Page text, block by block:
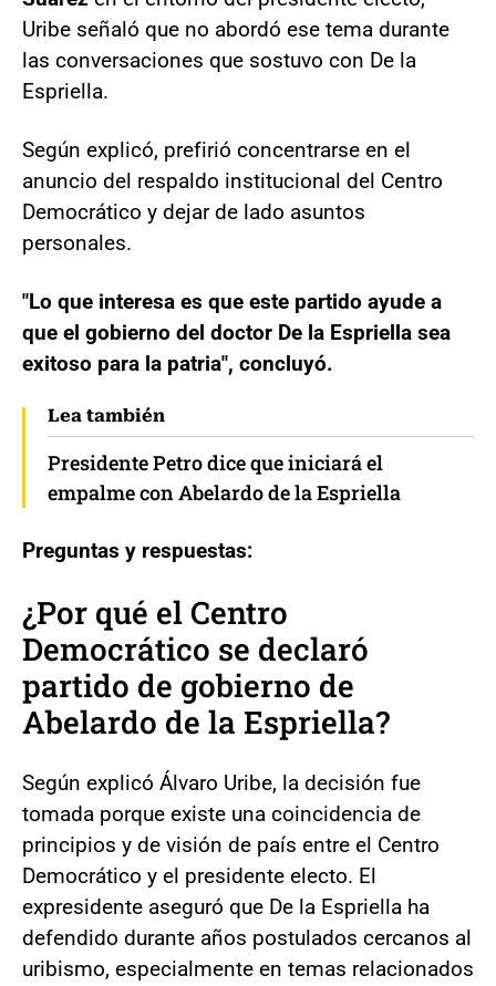
Uribe señaló que no abordó ese tema durante
las conversaciones que sostuvo con De la
Espriella.
Según explicó, prefirió concentrarse en el
anuncio del respaldo institucional del Centro
Democrático y dejar de lado asuntos
personales.
"Lo que interesa es que este partido ayude a
que el gobierno del doctor De la Espriella sea
exitoso para la patria", concluyó.
Lea también
Presidente Petro dice que iniciará el
empalme con Abelardo de la Espriella
Preguntas y respuestas:
¿Por qué el Centro
Democrático se declaró
partido de gobierno de
Abelardo de la Espriella?
Según explicó Álvaro Uribe, la decisión fue
tomada porque existe una coincidencia de
principios y de visión de país entre el Centro
Democrático y el presidente electo. El
expresidente aseguró que De la Espriella ha
defendido durante años postulados cercanos al
uribismo, especialmente en temas relacionados